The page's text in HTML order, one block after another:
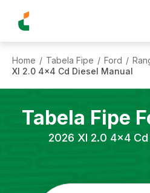
Home / Tabela Fipe / Ford /
Xl 2.0 4x4 Cd Diesel Manual
Tabela Fipe
2026 Xl 2.0 4x4